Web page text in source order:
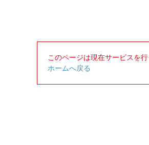
このページは現在サービスを
ホームへ戻る